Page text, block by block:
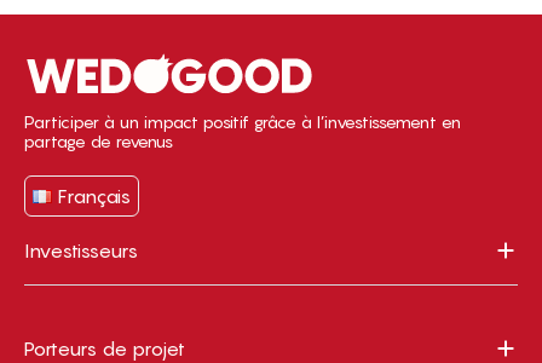
Participer à un impact positif grâce à l’investissement en
partage de revenus
Français
Investisseurs
Porteurs de projet